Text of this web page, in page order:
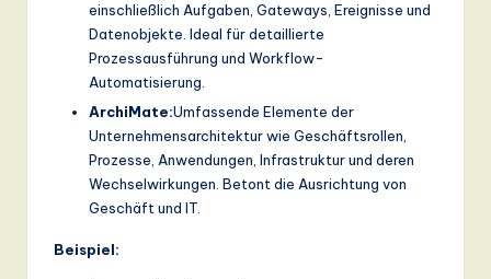
einschließlich Aufgaben, Gateways, Ereignisse und
Datenobjekte. Ideal für detaillierte
Prozessausführung und Workflow-
Automatisierung.
ArchiMate:Umfassende Elemente der
Unternehmensarchitektur wie Geschäftsrollen,
Prozesse, Anwendungen, Infrastruktur und deren
Wechselwirkungen. Betont die Ausrichtung von
Geschäft und IT.
Beispiel: